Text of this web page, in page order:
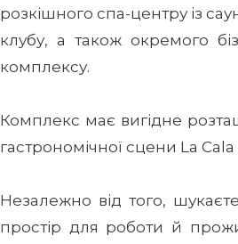
розкішного спа-центру із
клубу, а також окремого
комплексу.
Комплекс має вигідне
гастрономічної сцени La Cala
Незалежно від того,
простір для роботи й